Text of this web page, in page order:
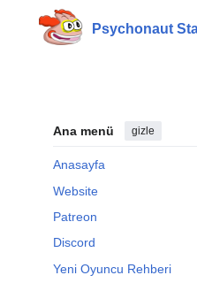
Psychonaut
Ana menü gizle
Anasayfa
Website
Patreon
Discord
Yeni Oyuncu Rehberi